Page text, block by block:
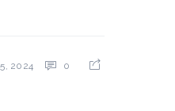
2024 0